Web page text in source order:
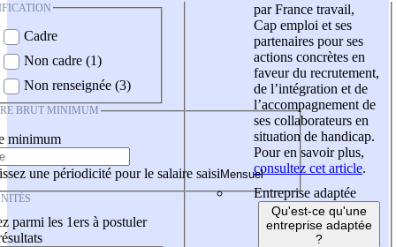
Cadre
Non cadre (1)
Non renseignée (3)
BRUT MINIMUM
minimum
une périodicité pour le salaire saisi
parmi les 1ers à postuler
par France travail,
Cap emploi et ses
partenaires pour ses
actions concrètes en
faveur du recrutement,
de l’intégration et de
l’accompagnement de
ses collaborateurs en
situation de handicap.
Pour en savoir plus,
consultez cet article.
Entreprise adaptée
Qu'est-ce qu'une
entreprise adaptée
?